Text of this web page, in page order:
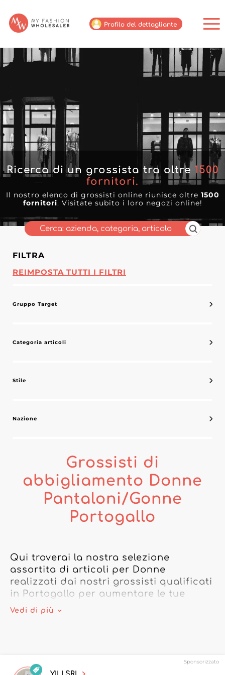
Profilo del dettagliante
Ricerca di un grossista tra oltre 1500
fornitori.
Il nostro elenco di grossisti online riunisce oltre 1500
fornitori. Visitate subito i loro negozi online!
FILTRA
REIMPOSTA TUTTI I FILTRI
Gruppo Target
Categoria articoli
Stile
Nazione
Grossisti di
abbigliamento Donne
Pantaloni/Gonne
Portogallo
Qui troverai la nostra selezione
assortita di articoli per Donne
realizzati dai nostri grossisti qualificati
in Portogallo per aumentare le tue
vendite!
design classici a creazioni
Vedi di più
Sponsorizzato